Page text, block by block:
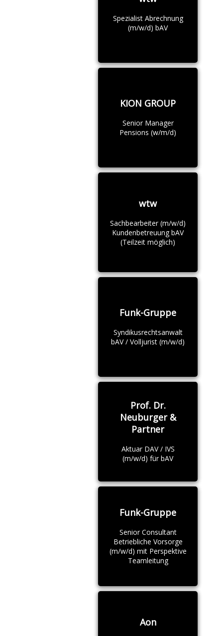
Spezialist Abrechnung
(m/w/d) bAV
KION GROUP
Senior Manager
Pensions (w/m/d)
wtw
Sachbearbeiter (m/w/d)
Kundenbetreuung bAV
(Teilzeit möglich)
Funk-Gruppe
Syndikusrechtsanwalt
bAV / Volljurist (m/w/d)
Prof. Dr.
Neuburger &
Partner
Aktuar DAV / IVS
(m/w/d) für bAV
Funk-Gruppe
Senior Consultant
Betriebliche Vorsorge
(m/w/d) mit Perspektive
Teamleitung
Aon